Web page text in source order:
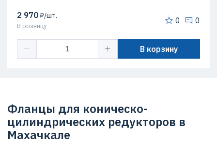
2 970₽/шт.
В розницу
0 0
В корзину
Фланцы для коническо-
цилиндрических редукторов в
Махачкале